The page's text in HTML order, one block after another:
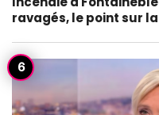
ravagés, le point sur